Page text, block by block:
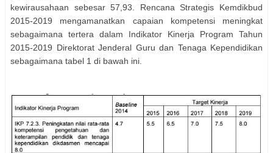
kewirausahaan sebesar 57,93. Rencana Strategis Kemdikbud
2015-2019 mengamanatkan capaian kompetensi meningkat
sebagaimana tertera dalam Indikator Kinerja Program Tahun
2015-2019 Direktorat Jenderal Guru dan Tenaga Kependidikan
sebagaimana tabel 1 di bawah ini.